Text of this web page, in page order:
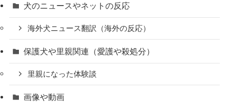
犬のニュースやネットの反応
海外犬ニュース翻訳（海外の反応）
保護犬や里親関連（愛護や殺処分）
里親になった体験談
画像や動画